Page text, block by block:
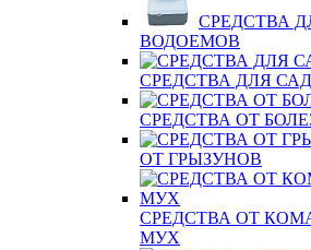
СРЕДСТВА
ВОДОЕМОВ
СРЕДСТВА ДЛЯ
СРЕДСТВА ОТ
ОТ ГРЫЗУНОВ
СРЕДСТВА ОТ
МУХ